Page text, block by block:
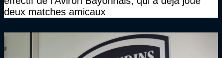
deux matches amicaux